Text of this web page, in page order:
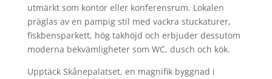
utmärkt som kontor eller konferensrum. Lokalen
präglas av en pampig stil med vackra stuckaturer,
fiskbensparkett, hög takhöjd och erbjuder dessutom
moderna bekvämligheter som WC, dusch och kök.
Upptäck Skånepalatset, en magnifik byggnad i